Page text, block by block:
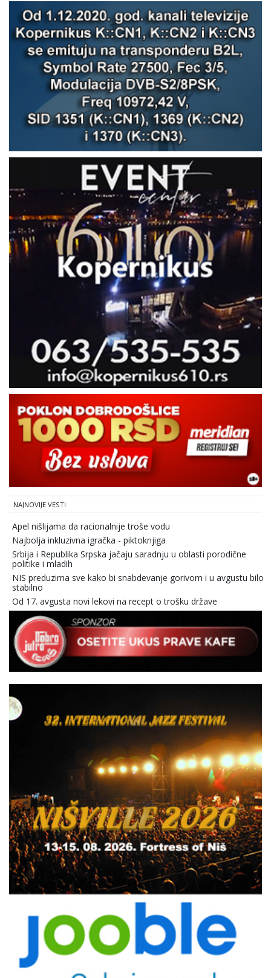
NAJNOVIJE VESTI
Apel nišlijama da racionalnije troše vodu
Najbolja inkluzivna igračka - piktoknjiga
Srbija i Republika Srpska jačaju saradnju u oblasti porodične
politike i mladih
NIS preduzima sve kako bi snabdevanje gorivom i u avgustu bilo
stabilno
Od 17. avgusta novi lekovi na recept o trošku države